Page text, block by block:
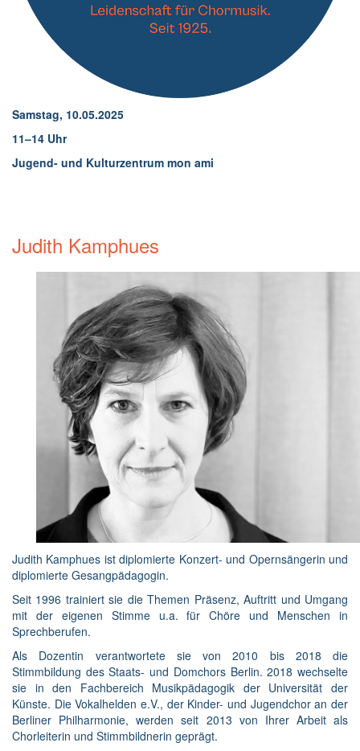
Samstag, 10.05.2025
11–14 Uhr
Jugend- und Kulturzentrum mon ami
Judith Kamphues
Judith Kamphues ist diplomierte Konzert- und Opernsängerin und
diplomierte Gesangpädagogin.
Seit 1996 trainiert sie die Themen Präsenz, Auftritt und Umgang
mit der eigenen Stimme u.a. für Chöre und Menschen in
Sprechberufen.
Als Dozentin verantwortete sie von 2010 bis 2018 die
Stimmbildung des Staats- und Domchors Berlin. 2018 wechselte
sie in den Fachbereich Musikpädagogik der Universität der
Künste. Die Vokalhelden e.V., der Kinder- und Jugendchor an der
Berliner Philharmonie, werden seit 2013 von Ihrer Arbeit als
Chorleiterin und Stimmbildnerin geprägt.